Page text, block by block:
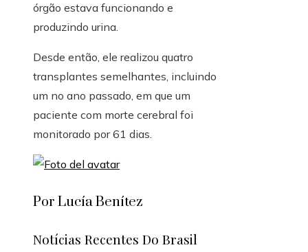
órgão estava funcionando e
produzindo urina.
Desde então, ele realizou quatro
transplantes semelhantes, incluindo
um no ano passado, em que um
paciente com morte cerebral foi
monitorado por 61 dias.
Por Lucía Benítez
Notícias Recentes Do Brasil